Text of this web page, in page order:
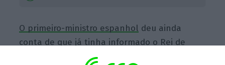
O primeiro-ministro espanhol deu ainda
conta de que já tinha informado o Rei de
Espanha sobre o acordo.